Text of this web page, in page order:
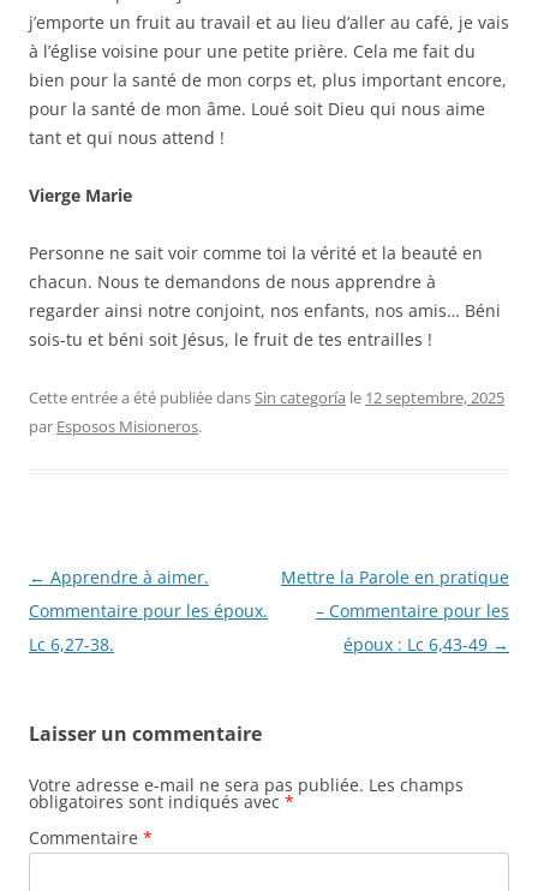
j’emporte un fruit au travail et au lieu d’aller au café, je vais
à l’église voisine pour une petite prière. Cela me fait du
bien pour la santé de mon corps et, plus important encore,
pour la santé de mon âme. Loué soit Dieu qui nous aime
tant et qui nous attend !
Vierge Marie
Personne ne sait voir comme toi la vérité et la beauté en
chacun. Nous te demandons de nous apprendre à
regarder ainsi notre conjoint, nos enfants, nos amis… Béni
sois-tu et béni soit Jésus, le fruit de tes entrailles !
Cette entrée a été publiée dansSin categoría le 12 septembre, 2025
par Esposos Misioneros.
Navigation
des
articles
← Apprendre à aimer.
Commentaire pour les époux.
Lc 6,27-38.
Mettre la Parole en pratique
– Commentaire pour les
époux : Lc 6,43-49 →
Laisser un commentaire
Votre adresse e-mail ne sera pas publiée. Les champs
obligatoires sont indiqués avec *
Commentaire *